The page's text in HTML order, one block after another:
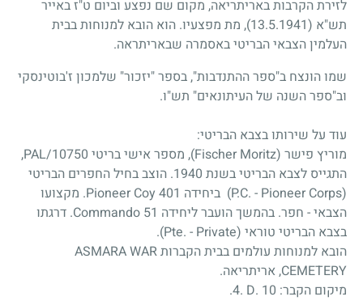
לזירת הקרבות באריתריאה, מקום שם נפצע וביום ט"ז באייר
תש"א (13.5.1941)
, מת מפצעיו. הוא הובא למנוחות בבית
העלמין הצבאי הבריטי באסמרה שבאריתראה.
שמו הונצח ב"ספר ההתנדבות", בספר "יזכור" שלמכון ז'בוטינסקי
וב"ספר השנה של העיתונאים" תש"ו.
עוד על שירותו בצבא הבריטי:
מוריץ פישר (Fischer Moritz), מספר אישי בריטי PAL/10750,
התגייס לצבא הבריטי בשנת 1940. הוצב בחיל החפרים הבריטי
(P.C. - Pioneer Corps) ביחידה 401 Pioneer Coy. מקצועו
הצבאי - חפר. בהמשך הועבר ליחידה 51 Commando. דרגתו
בצבא הבריטי טוראי (Pte. - Private).
הובא למנוחות עולמים בבית הקברות ASMARA WAR
CEMETERY, אריתריאה.
מיקום הקבר: 4. D. 10
.